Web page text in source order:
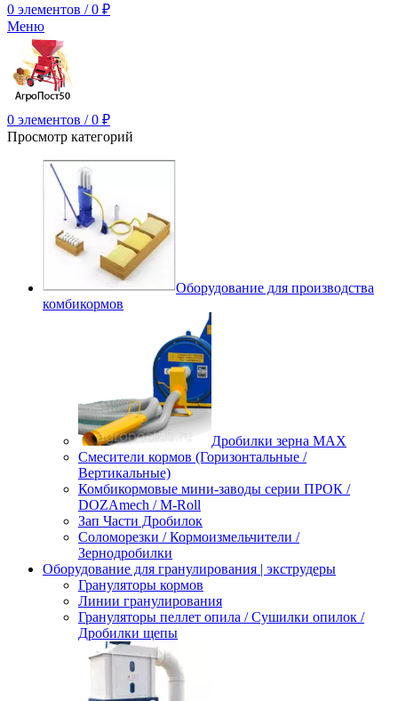
0 элементов / 0 ₽
Меню
0 элементов / 0 ₽
Просмотр категорий
Оборудование для производства
комбикормов
Дробилки зерна МАХ
Смесители кормов (Горизонтальные /
Вертикальные)
Комбикормовые мини-заводы серии ПРОК /
DOZAmech / M-Roll
Зап Части Дробилок
Соломорезки / Кормоизмельчители /
Зернодробилки
Оборудование для гранулирования | экструдеры
Грануляторы кормов
Линии гранулирования
Грануляторы пеллет опила / Сушилки опилок /
Дробилки щепы